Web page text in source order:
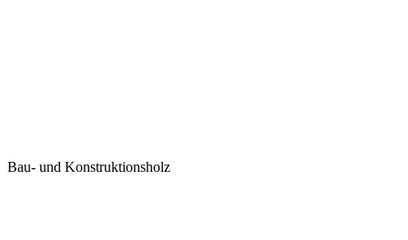
Bau- und Konstruktionsholz